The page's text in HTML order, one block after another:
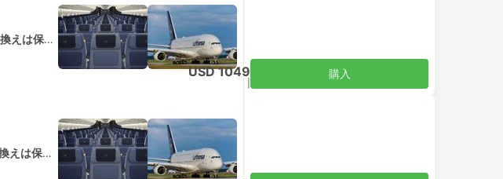
証されていません
USD 1049 購入
証されていません